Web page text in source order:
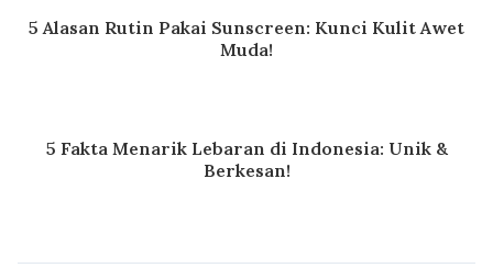
5 Alasan Rutin Pakai Sunscreen: Kunci Kulit Awet
Muda!
5 Fakta Menarik Lebaran di Indonesia: Unik &
Berkesan!